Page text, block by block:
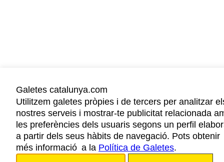
Galetes catalunya.com
Utilitzem galetes pròpies i de tercers per analitzar
nostres serveis i mostrar-te publicitat relacionada
les preferències dels usuaris segons un perfil
a partir dels seus hàbits de navegació. Pots obtenir
més informació a la Política de Galetes.